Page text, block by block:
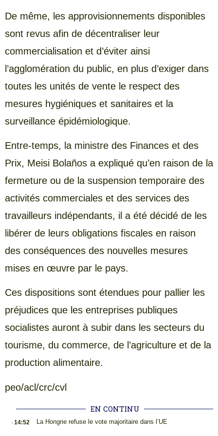
De même, les approvisionnements disponibles
sont revus afin de décentraliser leur
commercialisation et d’éviter ainsi
l’agglomération du public, en plus d’exiger dans
toutes les unités de vente le respect des
mesures hygiéniques et sanitaires et la
surveillance épidémiologique.
Entre-temps, la ministre des Finances et des
Prix, Meisi Bolaños a expliqué qu’en raison de la
fermeture ou de la suspension temporaire des
activités commerciales et des services des
travailleurs indépendants, il a été décidé de les
libérer de leurs obligations fiscales en raison
des conséquences des nouvelles mesures
mises en œuvre par le pays.
Ces dispositions sont étendues pour pallier les
préjudices que les entreprises publiques
socialistes auront à subir dans les secteurs du
tourisme, du commerce, de l’agriculture et de la
production alimentaire.
peo/acl/crc/cvl
EN CONTINU
.14:52 La Hongrie refuse le vote majoritaire dans l’UE